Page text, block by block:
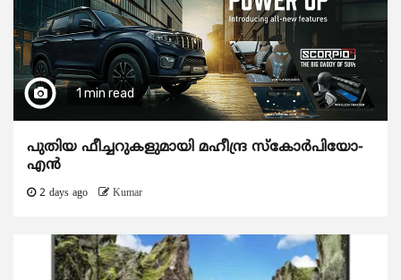
1 min read
പുതിയ ഫീച്ചറുകളുമായി മഹീന്ദ്ര സ്കോർപിയോ-
എൻ
2 days ago Kumar